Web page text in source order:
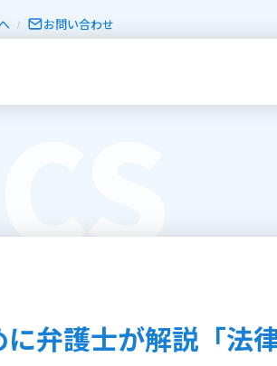
お問い合わせ
弁護士が解説「法